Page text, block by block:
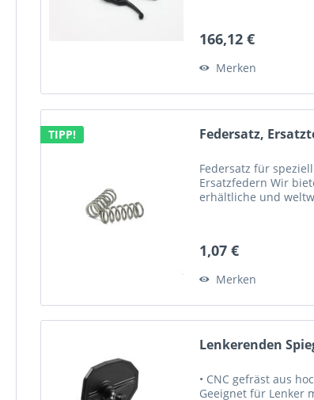
166,12 €
Merken
TIPP! Federsatz,
Federsatz für
Ersatzfedern Wir
erhältliche und
1,07 €
Merken
Lenkerenden
• CNC gefräst aus
Geeignet für Lenker